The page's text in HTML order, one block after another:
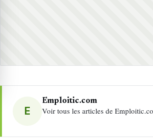
E
Emploitic.com
Voir tous les articles de